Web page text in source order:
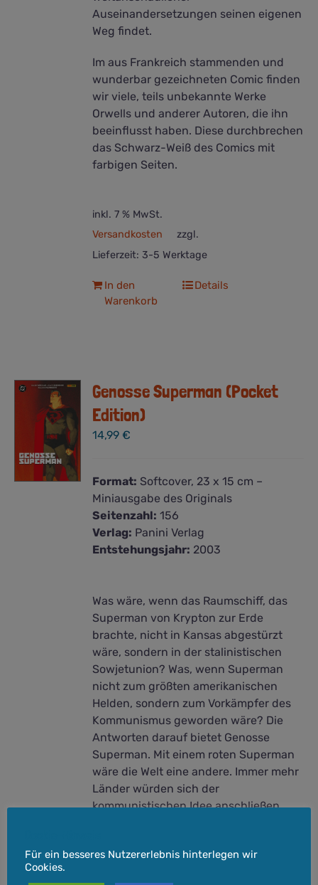
Auseinandersetzungen seinen eigenen
Weg findet.
Im aus Frankreich stammenden und
wunderbar gezeichneten Comic finden
wir viele, teils unbekannte Werke
Orwells und anderer Autoren, die ihn
beeinflusst haben. Diese durchbrechen
das Schwarz-Weiß des Comics mit
farbigen Seiten.
inkl. 7 % MwSt.
zzgl.
Versandkosten
Lieferzeit: 3-5 Werktage
In den
Warenkorb
Details
Genosse Superman (Pocket
Edition)
14,99€
Format: Softcover, 23 x 15 cm –
Miniausgabe des Originals
Seitenzahl: 156
Verlag: Panini Verlag
Entstehungsjahr: 2003
Was wäre, wenn das Raumschiff, das
Superman von Krypton zur Erde
brachte, nicht in Kansas abgestürzt
wäre, sondern in der stalinistischen
Sowjetunion? Was, wenn Superman
nicht zum größten amerikanischen
Helden, sondern zum Vorkämpfer des
Kommunismus geworden wäre? Die
Antworten darauf bietet Genosse
Superman. Mit einem roten Superman
wäre die Welt eine andere. Immer mehr
Länder würden sich der
kommunistischen Idee anschließen
weiter isolieren. Doch würde es auch in
Für ein besseres Nutzererlebnis hinterlegen wir
Cookies.